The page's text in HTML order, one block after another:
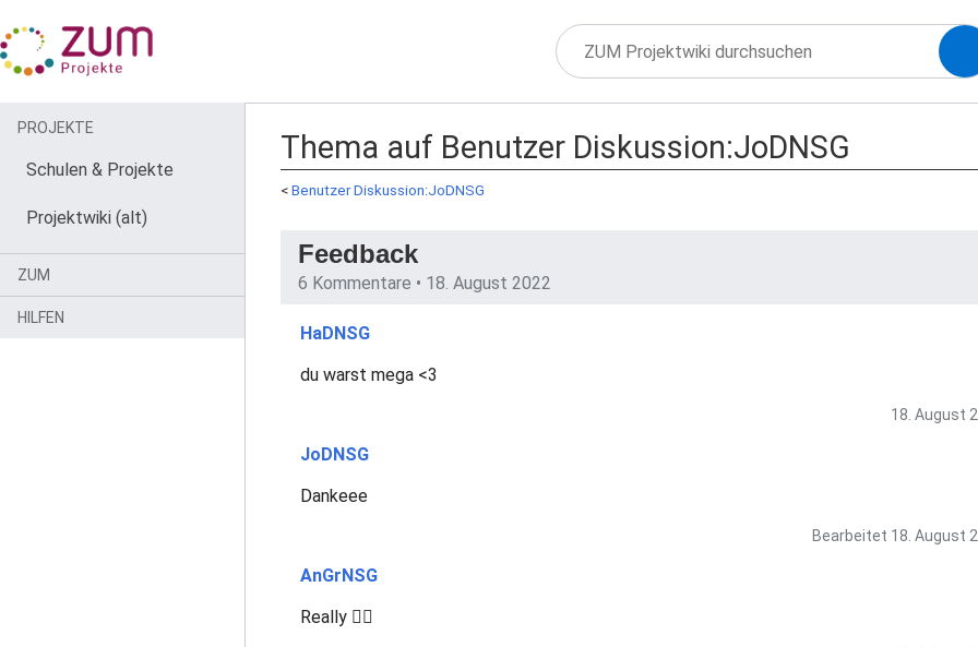
Thema auf Benutzer Diskussion:JoDNSG
< Benutzer Diskussion:JoDNSG
Feedback
6 Kommentare • 18. August 2022
HaDNSG
du warst mega <3
18. August
JoDNSG
Dankeee
Bearbeitet 18. August
AnGrNSG
Really 👍🏻
PROJEKTE
Schulen & Projekte
Projektwiki (alt)
ZUM
HILFEN